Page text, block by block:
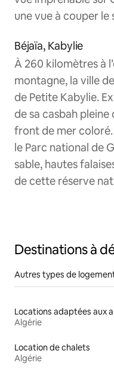
une vue à couper
Béjaïa, Kabylie
À 260 kilomètres à
montagne, la ville
de Petite Kabylie.
de sa casbah
front de mer
le Parc national de
sable, hautes
de cette réserve
Destinations à
Autres types de
Algérie
Location de chalets
Algérie